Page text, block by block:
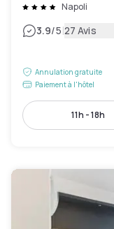
Napoli
3.9/5|27 Avis
Annulation gratuite
Paiement à l'hôtel
11h - 18h